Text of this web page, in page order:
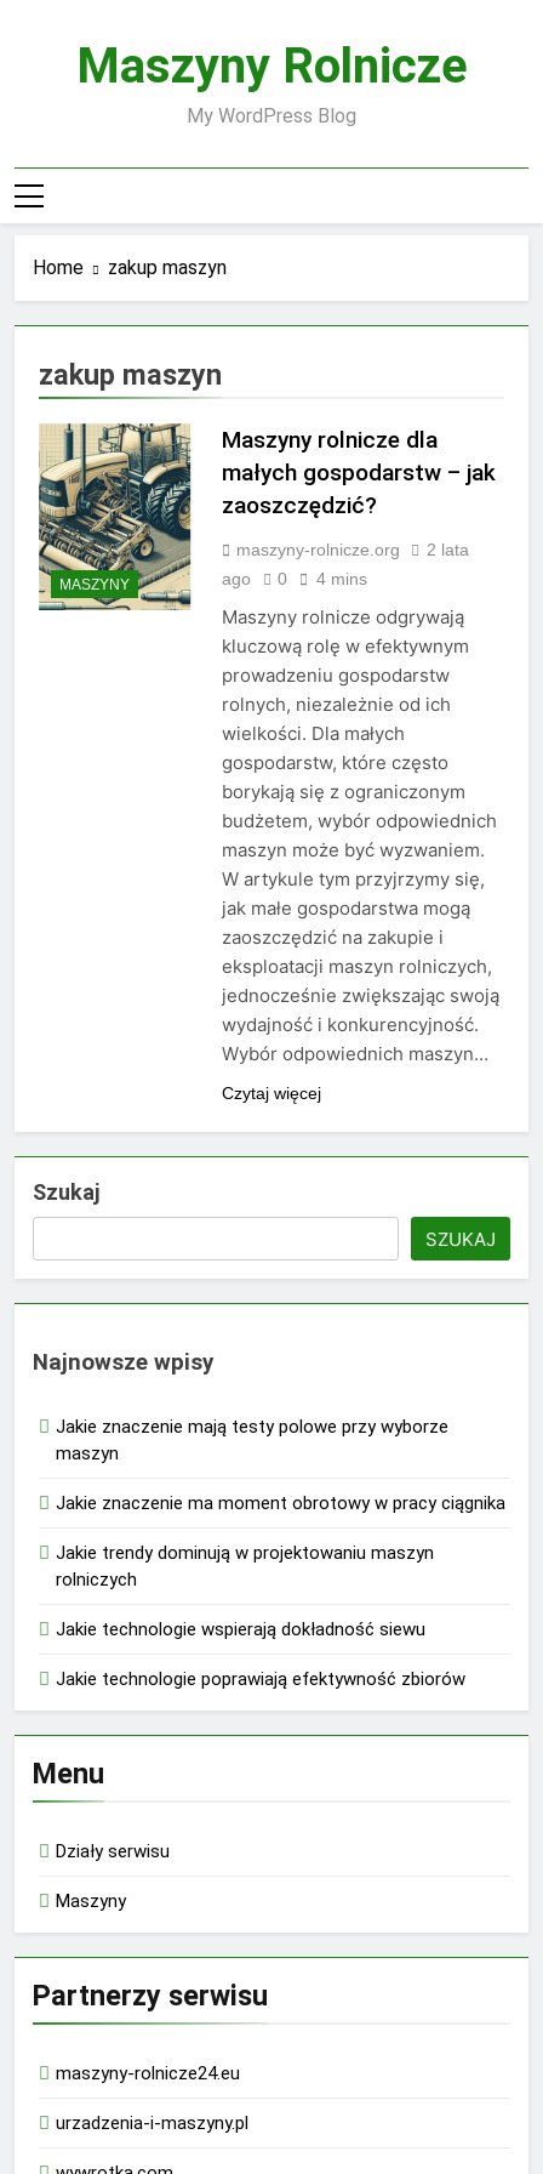
Maszyny Rolnicze
My WordPress Blog
Home zakup maszyn
zakup maszyn
MASZYNY
Maszyny rolnicze dla
małych gospodarstw – jak
zaoszczędzić?
maszyny-rolnicze.org
2 lata
ago
0 4 mins
Maszyny rolnicze odgrywają
kluczową rolę w efektywnym
prowadzeniu gospodarstw
rolnych, niezależnie od ich
wielkości. Dla małych
gospodarstw, które często
borykają się z ograniczonym
budżetem, wybór odpowiednich
maszyn może być wyzwaniem.
W artykule tym przyjrzymy się,
jak małe gospodarstwa mogą
zaoszczędzić na zakupie i
eksploatacji maszyn rolniczych,
jednocześnie zwiększając swoją
wydajność i konkurencyjność.
Wybór odpowiednich maszyn…
Czytaj więcej
Szukaj
SZUKAJ
Najnowsze wpisy
Jakie znaczenie mają testy polowe przy wyborze
maszyn
Jakie znaczenie ma moment obrotowy w pracy ciągnika
Jakie trendy dominują w projektowaniu maszyn
rolniczych
Jakie technologie wspierają dokładność siewu
Jakie technologie poprawiają efektywność zbiorów
Menu
Działy serwisu
Maszyny
Partnerzy serwisu
maszyny-rolnicze24.eu
urzadzenia-i-maszyny.pl